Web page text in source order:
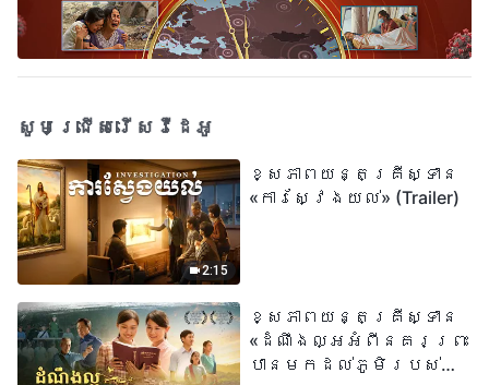
សូមជ្រើសរើសវីដេអូ
2:15
ខ្សែភាពយន្តគ្រីស្ទាន
«ការស្វែងយល់» (Trailer)
ខ្សែភាពយន្តគ្រីស្ទាន
«ដំណឹងល្អអំពីនគរព្រះ
បានមកដល់​ភូមិរបស់